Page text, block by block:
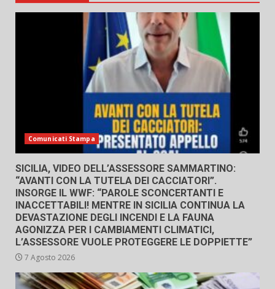
Comunicati Stampa
SICILIA, VIDEO DELL’ASSESSORE SAMMARTINO:
“AVANTI CON LA TUTELA DEI CACCIATORI”.
INSORGE IL WWF: “PAROLE SCONCERTANTI E
INACCETTABILI! MENTRE IN SICILIA CONTINUA LA
DEVASTAZIONE DEGLI INCENDI E LA FAUNA
AGONIZZA PER I CAMBIAMENTI CLIMATICI,
L’ASSESSORE VUOLE PROTEGGERE LE DOPPIETTE”
7 Agosto 2026